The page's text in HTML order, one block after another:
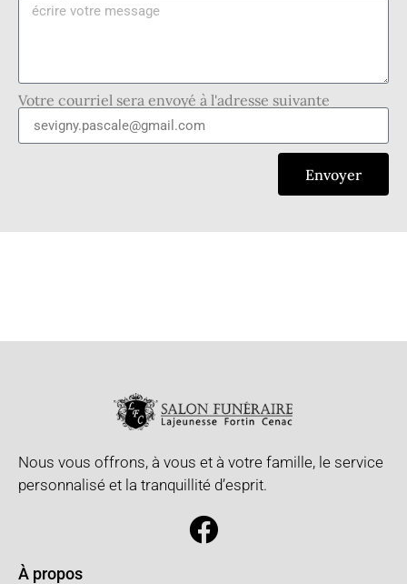
Votre courriel sera envoyé à l'adresse suivante
Envoyer
Nous vous offrons, à vous et à votre famille, le service
personnalisé et la tranquillité d’esprit.
À propos